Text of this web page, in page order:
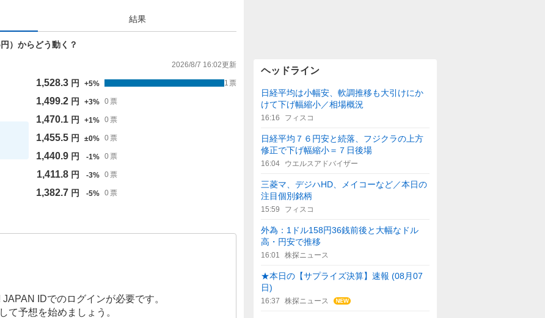
結果
）からどう動く？
2026/8/7 16:02更新
1,528.3 円 +5% 1 票
1,499.2 円 +3% 0 票
1,470.1 円 +1% 0 票
1,455.5 円 ±0% 0 票
1,440.9 円 -1% 0 票
1,411.8 円 -3% 0 票
1,382.7 円 -5% 0 票
IDでのログインが必要です。
て予想を始めましょう。
ヘッドライン
日経平均は小幅安、軟調推移も大引けにか
けて下げ幅縮小／相場概況
16:16 フィスコ
日経平均７６円安と続落、フジクラの上方
修正で下げ幅縮小＝７日後場
16:04 ウエルスアドバイザー
三菱マ、デジハHD、メイコーなど／本日の
注目個別銘柄
15:59 フィスコ
外為：1ドル158円36銭前後と大幅なドル
高・円安で推移
16:01 株探ニュース
★本日の【サプライズ決算】速報 (08月07
日)
16:37 株探ニュース